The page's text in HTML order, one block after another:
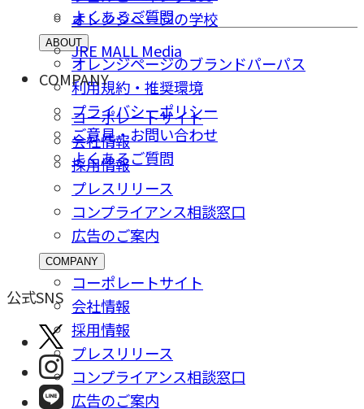
オレンジページの学校
JRE MALL Media
よくあるご質問
ABOUT
オレンジページのブランドパーパス
利用規約・推奨環境
プライバシーポリシー
ご意⾒・お問い合わせ
よくあるご質問
COMPANY
コーポレートサイト
会社情報
採⽤情報
プレスリリース
コンプライアンス相談窓⼝
広告のご案内
COMPANY
コーポレートサイト
会社情報
採⽤情報
プレスリリース
コンプライアンス相談窓⼝
広告のご案内
公式SNS